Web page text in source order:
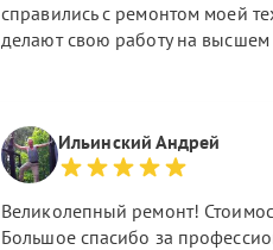
справились с ремонтом моей
делают свою работу на высшем
Ильинский Андрей
Великолепный ремонт!
Большое спасибо за